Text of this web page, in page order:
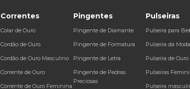
Correntes
Colar de Ouro
Cordão de Ouro
Cordão de Ouro Masculino
Corrente de Ouro
Corrente de Ouro Feminina
Pingentes
Pingente de Diamante
Pingente de Formatura
Pingente de Letra
Pingente de Pedras
Preciosas
Pulseiras
Pulseira para
Pulseira da Moda
Pulseira de Ouro
Pulseiras
Pulseira